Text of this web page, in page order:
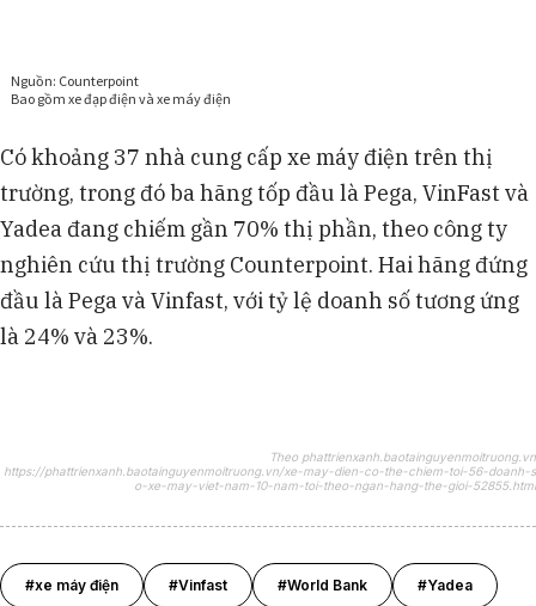
Có khoảng 37 nhà cung cấp xe máy điện trên thị
trường, trong đó ba hãng tốp đầu là Pega, VinFast và
Yadea đang chiếm gần 70% thị phần, theo công ty
nghiên cứu thị trường Counterpoint. Hai hãng đứng
đầu là Pega và Vinfast, với tỷ lệ doanh số tương ứng
là 24% và 23%.
Theo phattrienxanh.baotainguyenmoitruong.vn
https://phattrienxanh.baotainguyenmoitruong.vn/xe-may-dien-co-the-chiem-toi-56-doanh-s
o-xe-may-viet-nam-10-nam-toi-theo-ngan-hang-the-gioi-52855.html
#xe máy điện #Vinfast #World Bank #Yadea